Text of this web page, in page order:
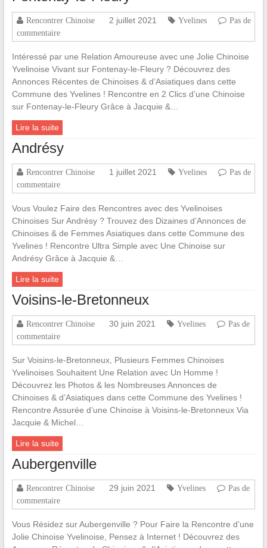
Rencontrer Chinoise 2 juillet 2021 Yvelines
Pas de
commentaire
Intéressé par une Relation Amoureuse avec une Jolie Chinoise
Yvelinoise Vivant sur Fontenay-le-Fleury ? Découvrez des
Annonces Récentes de Chinoises & d’Asiatiques dans cette
Commune des Yvelines ! Rencontre en 2 Clics d’une Chinoise
sur Fontenay-le-Fleury Grâce à Jacquie &…
Lire la suite
Andrésy
Rencontrer Chinoise 1 juillet 2021 Yvelines
Pas de
commentaire
Vous Voulez Faire des Rencontres avec des Yvelinoises
Chinoises Sur Andrésy ? Trouvez des Dizaines d’Annonces de
Chinoises & de Femmes Asiatiques dans cette Commune des
Yvelines ! Rencontre Ultra Simple avec Une Chinoise sur
Andrésy Grâce à Jacquie &…
Lire la suite
Voisins-le-Bretonneux
Rencontrer Chinoise 30 juin 2021 Yvelines
Pas de
commentaire
Sur Voisins-le-Bretonneux, Plusieurs Femmes Chinoises
Yvelinoises Souhaitent Une Relation avec Un Homme !
Découvrez les Photos & les Nombreuses Annonces de
Chinoises & d’Asiatiques dans cette Commune des Yvelines !
Rencontre Assurée d’une Chinoise à Voisins-le-Bretonneux Via
Jacquie & Michel…
Lire la suite
Aubergenville
Rencontrer Chinoise 29 juin 2021 Yvelines
Pas de
commentaire
Vous Résidez sur Aubergenville ? Pour Faire la Rencontre d’une
Jolie Chinoise Yvelinoise, Pensez à Internet ! Découvrez des